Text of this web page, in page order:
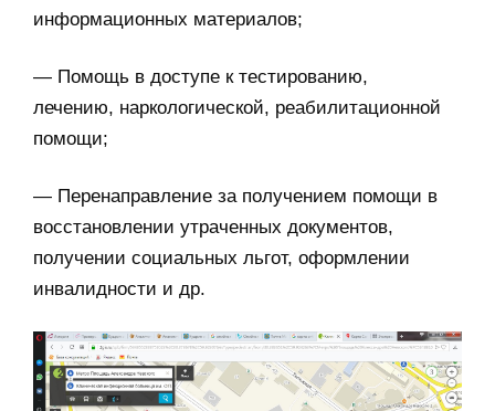
информационных материалов;
— Помощь в доступе к тестированию,
лечению, наркологической, реабилитационной
помощи;
— Перенаправление за получением помощи в
восстановлении утраченных документов,
получении социальных льгот, оформлении
инвалидности и др.